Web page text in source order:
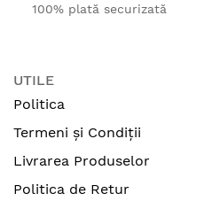
100% plată securizată
UTILE
Politica
Termeni și Condiții
Livrarea Produselor
Politica de Retur